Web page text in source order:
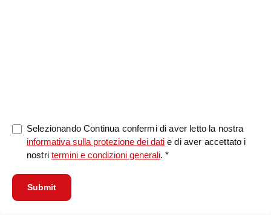
Selezionando Continua confermi di aver letto la nostra
informativa sulla protezione dei dati e di aver accettato i
nostritermini e condizioni generali. *
Submit